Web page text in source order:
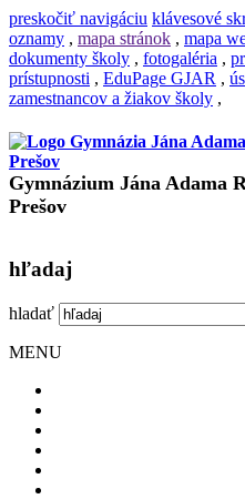
preskočiť navigáciu klávesové
oznamy , mapa stránok , mapa
dokumenty školy , fotogaléria ,
prístupnosti , EduPage GJAR ,
zamestnancov a žiakov školy ,
Gymnázium Jána Adama
Prešov
hľadaj
hladať
MENU